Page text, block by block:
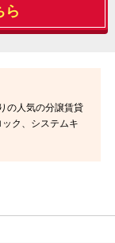
ら
の人気の分譲賃貸
ク、システムキ